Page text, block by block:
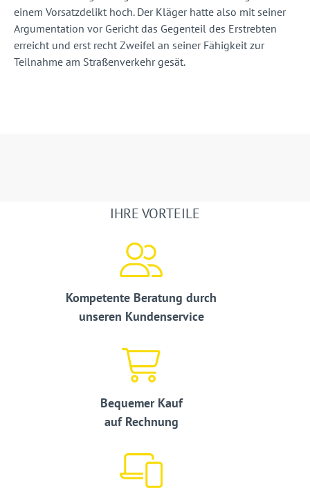
einem Vorsatzdelikt hoch. Der Kläger hatte also mit seiner
Argumentation vor Gericht das Gegenteil des Erstrebten
erreicht und erst recht Zweifel an seiner Fähigkeit zur
Teilnahme am Straßenverkehr gesät.
IHRE VORTEILE
Kompetente Beratung durch
unseren Kundenservice
Bequemer Kauf
auf Rechnung